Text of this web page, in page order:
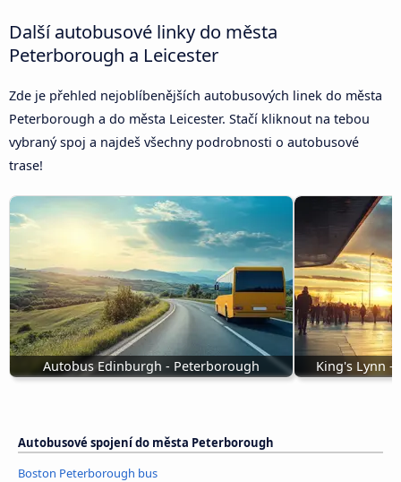
Další autobusové linky do města
Peterborough a Leicester
Zde je přehled nejoblíbenějších autobusových linek do města
Peterborough a do města Leicester. Stačí kliknout na tebou
vybraný spoj a najdeš všechny podrobnosti o autobusové
trase!
Autobus Edinburgh - Peterborough King's Lynn -
Autobusové spojení do města Peterborough
Boston Peterborough bus